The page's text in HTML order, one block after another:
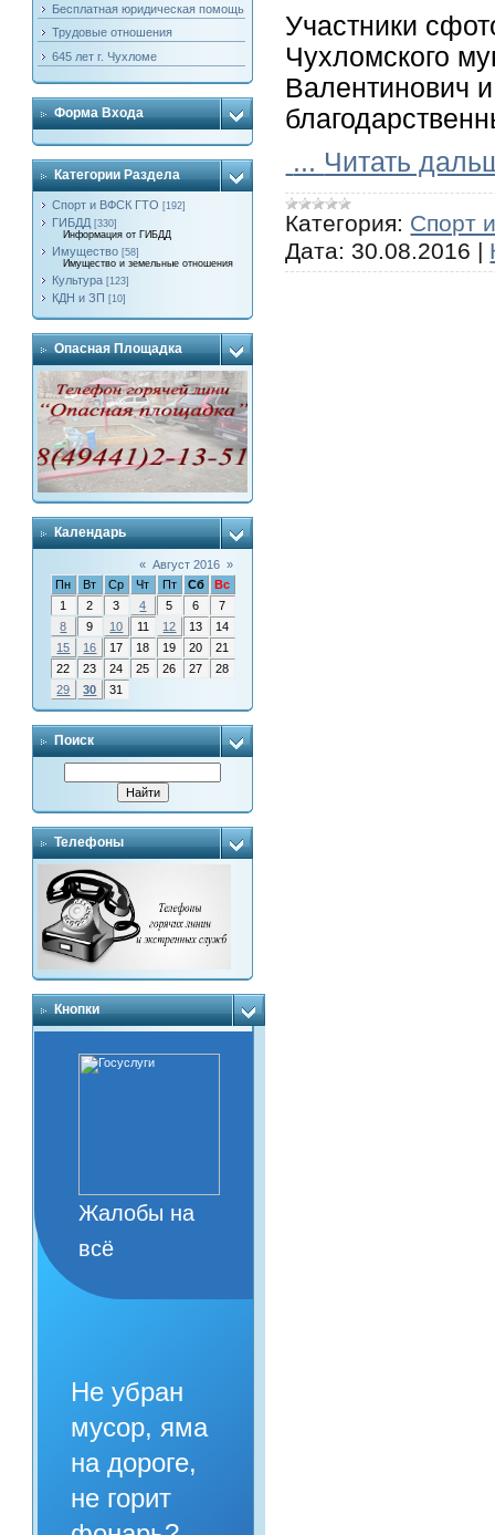
Бесплатная юридическая помощь
Трудовые отношения
645 лет г. Чухломе
Форма Входа
Категории Раздела
Спорт и ВФСК ГТО [192]
ГИБДД [330]
Информация от ГИБДД
Имущество [58]
Имущество и земельные отношения
Культура [123]
КДН и ЗП [10]
Опасная Площадка
Календарь
« Август 2016 »
Пн
Вт Ср Чт Пт Сб
Вс
1
2 3 4 5 6
7
8
9 10 11 12 13
14
15
16 17 18 19 20
21
22
23 24 25 26 27
28
29
30 31
Поиск
Телефоны
Кнопки
Жалобы на
всё
Не убран
мусор, яма
на дороге,
не горит
Участники
Чухломского
Валентинович
... Читать
Категория: Спорт
Дата: 30.08.2016 |